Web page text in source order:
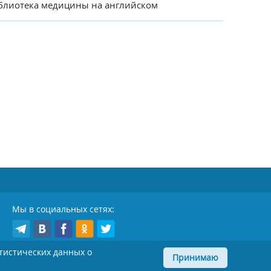
медицины на английском
Мы в социальных сетях:
Copyright © MedicInform.Net - медицина, психология, 1999 - 2026
данных о
Принимаю